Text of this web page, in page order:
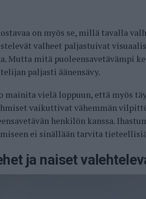
on myös se, millä tavalla
valheet paljastuivat
Mutta mitä puoleensavetävämpi
paljasti äänensävy.
mainita vielä loppuun, että myös
vaikuttivat vähemmän
henkilön kanssa.
ei sinällään tarvita
ja naiset